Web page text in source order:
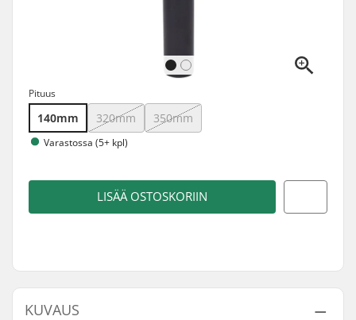
Pituus
140mm 320mm 350mm
Varastossa (5+ kpl)
LISÄÄ OSTOSKORIIN
KUVAUS